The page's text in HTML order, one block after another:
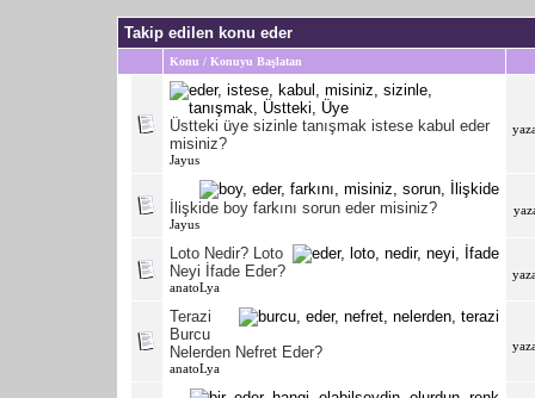
Takip edilen konu eder
Konu / Konuyu Başlatan
Üstteki üye sizinle tanışmak istese kabul eder
misiniz?
Jayus
İlişkide boy farkını sorun eder misiniz?
Jayus
Loto Nedir? Loto
Neyi İfade Eder?
anatoLya
Terazi
Burcu
Nelerden Nefret Eder?
anatoLya